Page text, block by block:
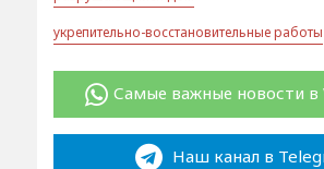
укрепительно-восстановительные работы
Самые важные новости в
Наш канал в